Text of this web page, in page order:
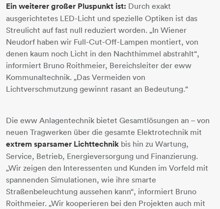
Ein weiterer großer Pluspunkt ist: Durch exakt
ausgerichtetes LED-Licht und spezielle Optiken ist das
Streulicht auf fast null reduziert worden. „In Wiener
Neudorf haben wir Full-Cut-Off-Lampen montiert, von
denen kaum noch Licht in den Nachthimmel abstrahlt“,
informiert Bruno Roithmeier, Bereichsleiter der eww
Kommunaltechnik. „Das Vermeiden von
Lichtverschmutzung gewinnt rasant an Bedeutung.“
Die eww Anlagentechnik bietet Gesamtlösungen an – von
neuen Tragwerken über die gesamte Elektrotechnik mit
extrem sparsamer Lichttechnik bis hin zu Wartung,
Service, Betrieb, Energieversorgung und Finanzierung.
„Wir zeigen den Interessenten und Kunden im Vorfeld mit
spannenden Simulationen, wie ihre smarte
Straßenbeleuchtung aussehen kann“, informiert Bruno
Roithmeier. „Wir kooperieren bei den Projekten auch mit